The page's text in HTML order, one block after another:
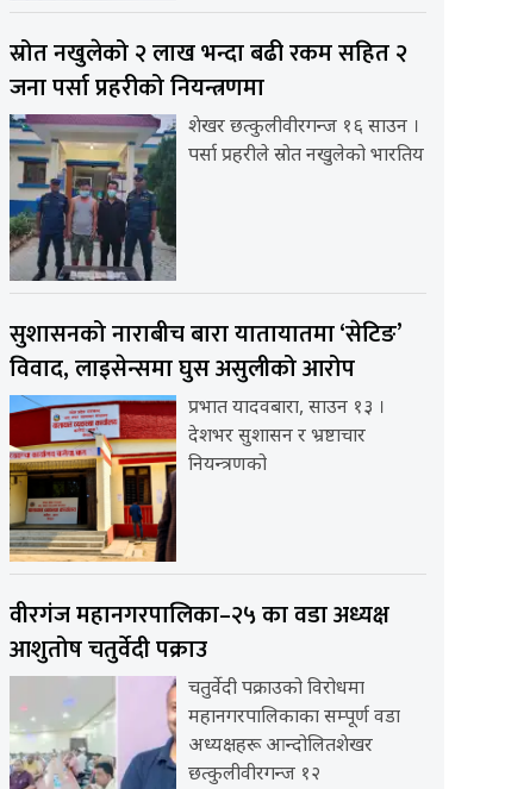
स्रोत नखुलेको २ लाख भन्दा बढी रकम सहित २
जना पर्सा प्रहरीको नियन्त्रणमा
शेखर छत्कुलीवीरगन्ज १६ साउन ।
पर्सा प्रहरीले स्रोत नखुलेको भारतिय
सुशासनको नाराबीच बारा यातायातमा ‘सेटिङ’
विवाद, लाइसेन्समा घुस असुलीको आरोप
प्रभात यादवबारा, साउन १३ ।
देशभर सुशासन र भ्रष्टाचार
नियन्त्रणको
वीरगंज महानगरपालिका–२५ का वडा अध्यक्ष
आशुतोष चतुर्वेदी पक्राउ
चतुर्वेदी पक्राउको विरोधमा
महानगरपालिकाका सम्पूर्ण वडा
अध्यक्षहरू आन्दोलितशेखर
छत्कुलीवीरगन्ज १२